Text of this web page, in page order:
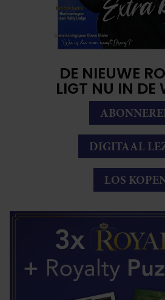
DE NIEUWE
LIGT NU IN DE
DIGITAAL
LOS